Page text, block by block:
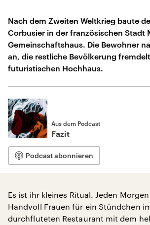
Nach dem Zweiten Weltkrieg baute
Corbusier in der französischen Stadt
Gemeinschaftshaus. Die Bewohner
an, die restliche Bevölkerung
futuristischen Hochhaus.
Aus dem Podcast
Fazit
Podcast abonnieren
Es ist ihr kleines Ritual. Jeden
Handvoll Frauen für ein Stündchen
durchfluteten Restaurant mit dem